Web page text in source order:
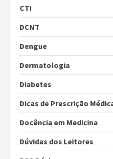
CTI
DCNT
Dengue
Dermatologia
Diabetes
Dicas de Prescrição
Docência em Medicina
Dúvidas dos Leitores